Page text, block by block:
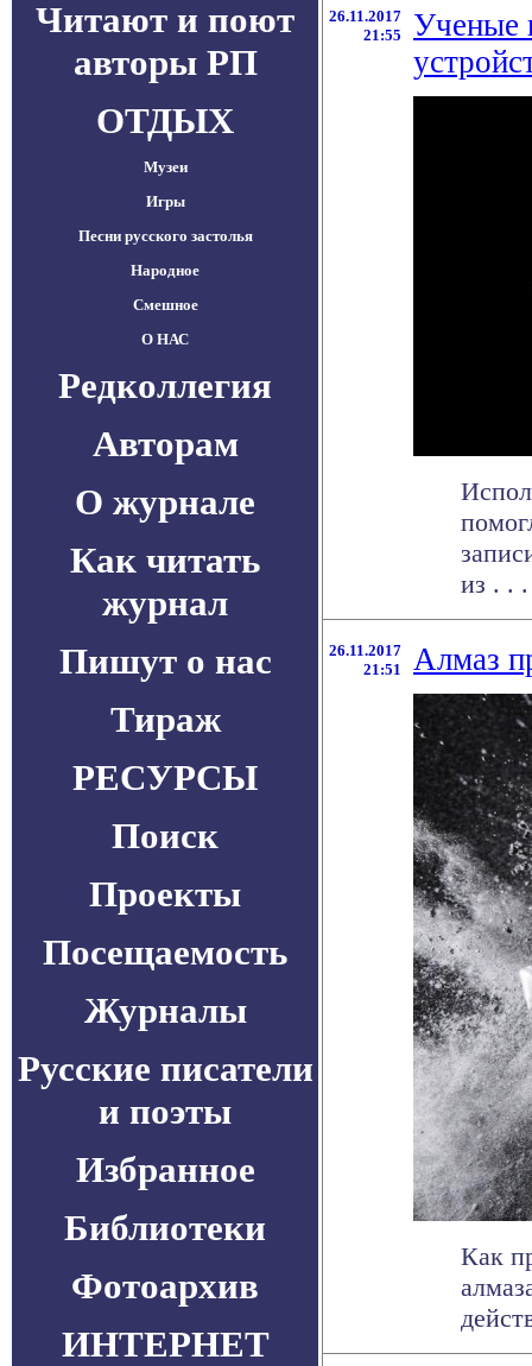
Читают и поют
авторы РП
ОТДЫХ
Музеи
Игры
Песни русского застолья
Народное
Смешное
О НАС
Редколлегия
Авторам
О журнале
Как читать
журнал
Пишут о нас
Тираж
РЕСУРСЫ
Поиск
Проекты
Посещаемость
Журналы
Русские писатели
и поэты
Избранное
Библиотеки
Фотоархив
ИНТЕРНЕТ
26.11.2017
21:55
Ученые
из . . .
26.11.2017
21:51
Алмаз
Как